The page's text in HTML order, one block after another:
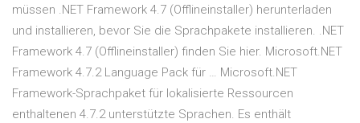
müssen .NET Framework 4.7 (Offlineinstaller) herunterladen
und installieren, bevor Sie die Sprachpakete installieren. .NET
Framework 4.7 (Offlineinstaller) finden Sie hier. Microsoft.NET
Framework 4.7.2 Language Pack für … Microsoft.NET
Framework-Sprachpaket für lokalisierte Ressourcen
enthaltenen 4.7.2 unterstützte Sprachen. Es enthält